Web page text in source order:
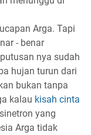
Arga. Tapi
- benar
nya sudah
hujan turun dari
bukan tanpa
kalau kisah cinta
yang
Arga tidak